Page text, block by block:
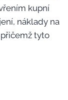
kupní
náklady na
tyto